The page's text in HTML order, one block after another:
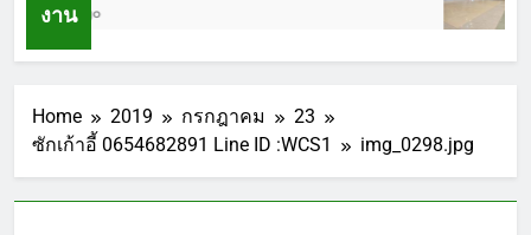
งาน
1 ปี Ago
Home 2019 กรกฎาคม
23
ซักเก้าอี้ 0654682891 Line ID :WCS1
img_0298.jpg